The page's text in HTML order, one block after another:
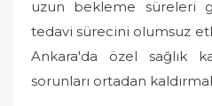
uzun bekleme süreleri
tedavi sürecini olumsuz
Ankara'da özel sağlık
sorunları ortadan